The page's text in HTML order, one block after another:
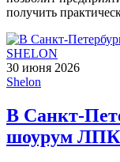
получить
30 июня 2026
Shelon
В Санкт-
шоурум ЛПК